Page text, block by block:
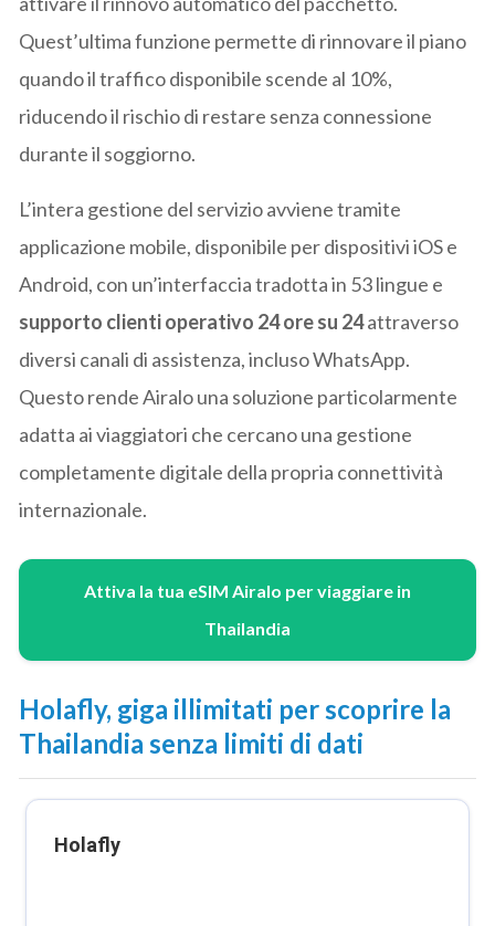
Quest’ultima funzione permette di rinnovare il piano
quando il traffico disponibile scende al 10%,
riducendo il rischio di restare senza connessione
durante il soggiorno.
L’intera gestione del servizio avviene tramite
applicazione mobile, disponibile per dispositivi iOS e
Android, con un’interfaccia tradotta in 53 lingue e
supporto clienti operativo 24 ore su 24attraverso
diversi canali di assistenza, incluso WhatsApp.
Questo rende Airalo una soluzione particolarmente
adatta ai viaggiatori che cercano una gestione
completamente digitale della propria connettività
internazionale.
Attiva la tua eSIM Airalo per viaggiare in
Thailandia
Holafly, giga illimitati per scoprire la
Thailandia senza limiti di dati
Holafly